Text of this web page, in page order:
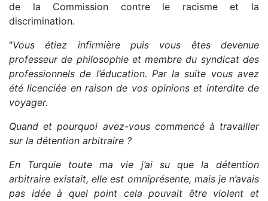
de la Commission contre le racisme et la
discrimination.
"Vous étiez infirmière puis vous êtes devenue
professeur de philosophie et membre du syndicat des
professionnels de l’éducation. Par la suite vous avez
été licenciée en raison de vos opinions et interdite de
voyager.
Quand et pourquoi avez-vous commencé à travailler
sur la détention arbitraire ?
En Turquie toute ma vie j’ai su que la détention
arbitraire existait, elle est omniprésente, mais je n’avais
pas idée à quel point cela pouvait être violent et